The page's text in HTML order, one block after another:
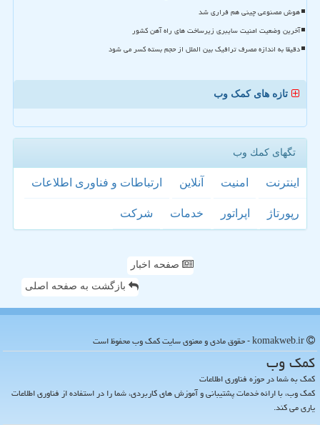
هوش مصنوعی چینی هم فراری شد
آخرین وضعیت امنیت سایبری زیرساخت های راه آهن کشور
دقیقا به اندازه مصرف ترافیک بین الملل از حجم بسته کسر می شود
تازه های کمک وب
تگهای كمك وب
اینترنت امنیت آنلاین ارتباطات و فناوری اطلاعات
رپورتاژ اپراتور خدمات شركت
صفحه اخبار
بازگشت به صفحه اصلی
كمك وب
کمک به شما در حوزه فناوری اطلاعات
کمک وب، با ارائه خدمات پشتیبانی و آموزش های کاربردی، شما را در استفاده از فناوری اطلاعات
یاری می کند.